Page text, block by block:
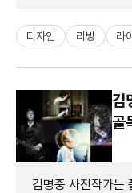
디자인 리빙 라
김
골
김명중 사진작가는